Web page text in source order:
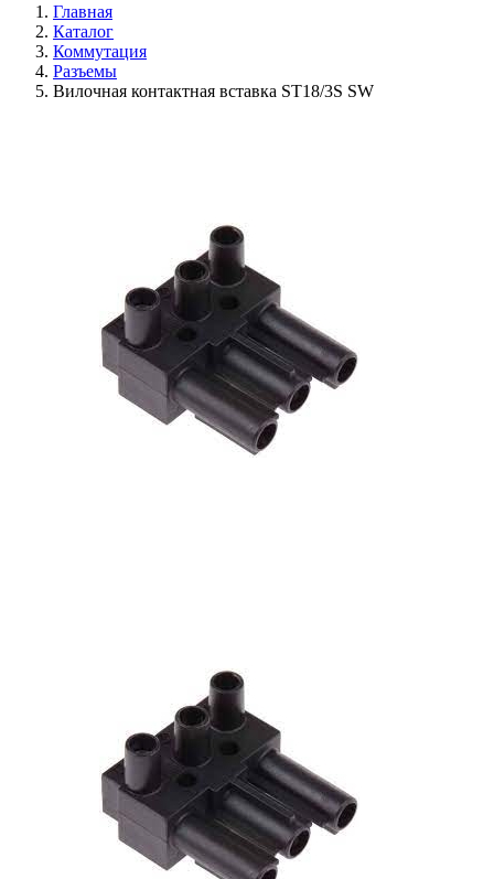
Главная
Каталог
Коммутация
Разъемы
Вилочная контактная вставка ST18/3S SW